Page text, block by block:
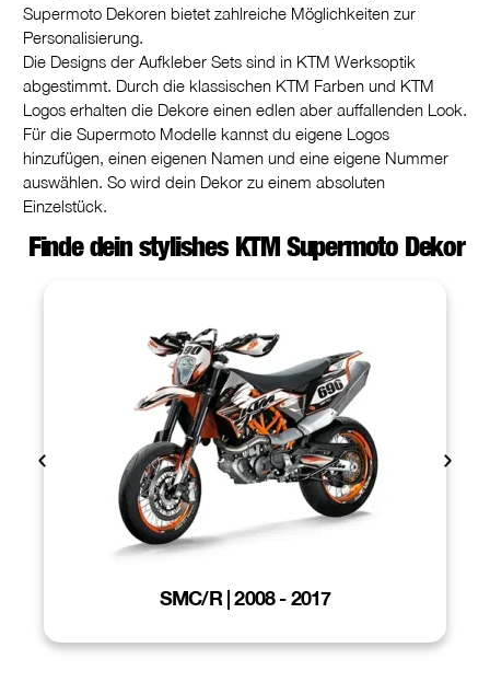
Supermoto Dekoren bietet zahlreiche Möglichkeiten zur
Personalisierung.
Die Designs der Aufkleber Sets sind in KTM Werksoptik
abgestimmt. Durch die klassischen KTM Farben und KTM
Logos erhalten die Dekore einen edlen aber auffallenden Look.
Für die Supermoto Modelle kannst du eigene Logos
hinzufügen, einen eigenen Namen und eine eigene Nummer
auswählen. So wird dein Dekor zu einem absoluten
Einzelstück.
Finde dein stylishes KTM Supermoto Dekor
SMC/R | 2008 - 2017